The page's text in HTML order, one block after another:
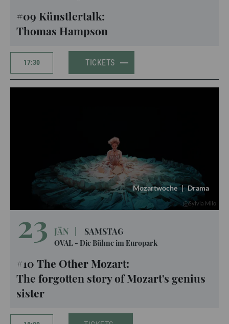
#09 Künstlertalk:
Thomas Hampson
17:30 TICKETS
Mozartwoche | Drama
Sylvia Milo
23 JÄN SAMSTAG
OVAL - Die Bühne im Europark
#10 The Other Mozart:
The forgotten story of Mozart's genius
sister